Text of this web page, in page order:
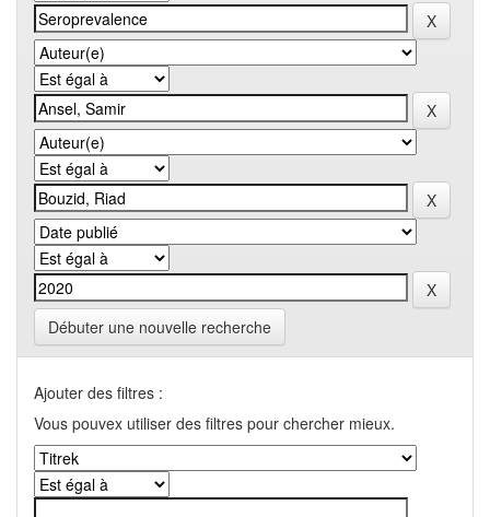
Débuter une nouvelle recherche
Ajouter des filtres :
Vous pouvex utiliser des filtres pour chercher mieux.